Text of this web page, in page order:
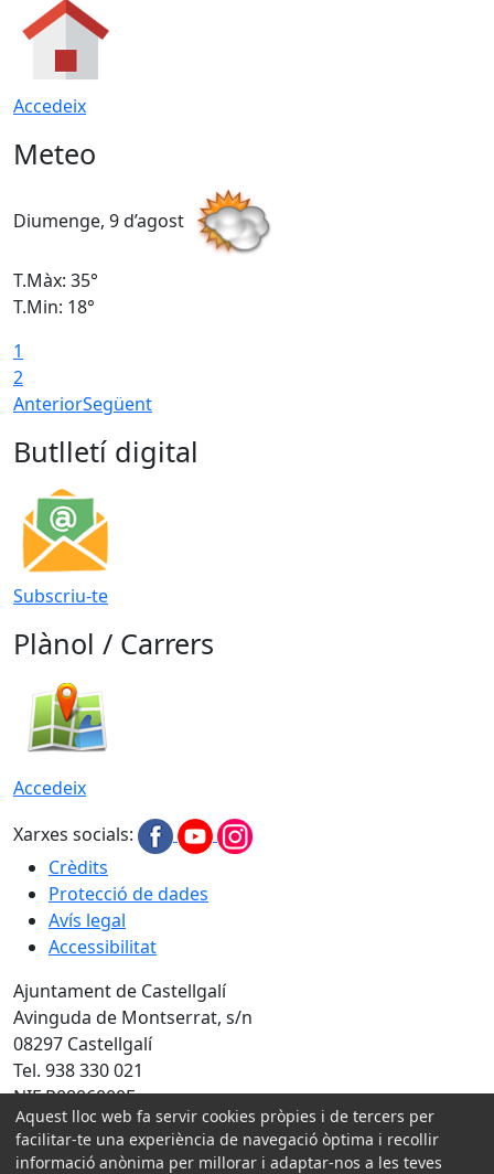
Accedeix
Meteo
Diumenge, 9 d’agost
T.Màx: 35°
T.Min: 18°
1
2
AnteriorSegüent
Butlletí digital
Subscriu-te
Plànol / Carrers
Accedeix
Xarxes socials:
Crèdits
Protecció de dades
Avís legal
Accessibilitat
Ajuntament de Castellgalí
Avinguda de Montserrat, s/n
08297 Castellgalí
Tel. 938 330 021
NIF P0806000F
Amb la col·laboració de:
Aquest lloc web fa servir cookies pròpies i de tercers per
facilitar-te una experiència de navegació òptima i recollir
informació anònima per millorar i adaptar-nos a les teves